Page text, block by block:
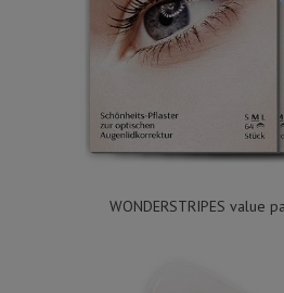
WONDERSTRIPES value